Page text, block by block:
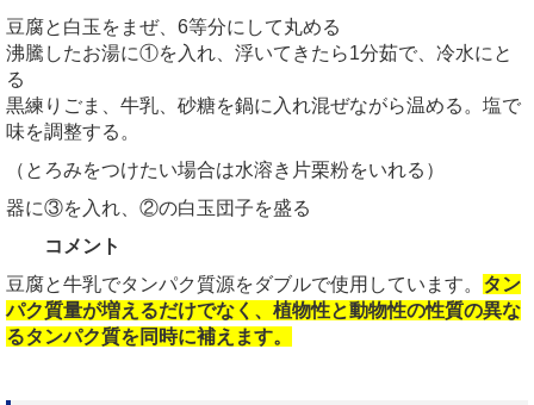
豆腐と白玉をまぜ、6等分にして丸める
沸騰したお湯に①を入れ、浮いてきたら1分茹で、冷水にと
る
黒練りごま、牛乳、砂糖を鍋に入れ混ぜながら温める。塩で
味を調整する。
（とろみをつけたい場合は水溶き片栗粉をいれる）
器に③を入れ、②の白玉団子を盛る
コメント
豆腐と牛乳でタンパク質源をダブルで使用しています。 タン
パク質量が増えるだけでなく、植物性と動物性の性質の異な
るタンパク質を同時に補えます。